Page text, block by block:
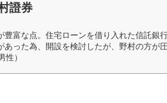
證券
豊富な点。住宅ローンを借り入れた信託銀
あった為、開設を検討したが、野村の方が
性）